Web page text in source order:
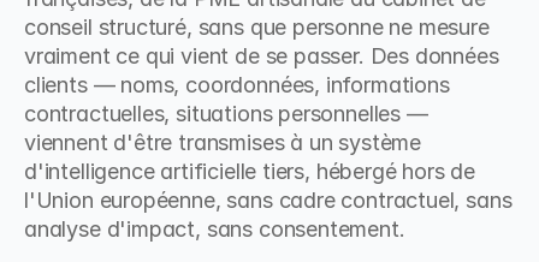
conseil structuré, sans que personne ne mesure
vraiment ce qui vient de se passer. Des données
clients — noms, coordonnées, informations
contractuelles, situations personnelles —
viennent d'être transmises à un système
d'intelligence artificielle tiers, hébergé hors de
l'Union européenne, sans cadre contractuel, sans
analyse d'impact, sans consentement.